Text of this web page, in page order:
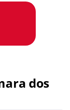
dos